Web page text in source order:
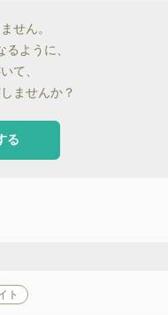
せん。
ように、
て、
ませんか？
る
ト